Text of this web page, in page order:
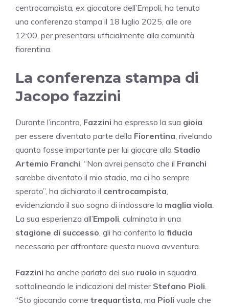
centrocampista, ex giocatore dell’Empoli, ha tenuto
una conferenza stampa il 18 luglio 2025, alle ore
12:00, per presentarsi ufficialmente alla comunità
fiorentina.
La conferenza stampa di
Jacopo fazzini
Durante l’incontro, Fazzini ha espresso la sua gioia
per essere diventato parte della Fiorentina, rivelando
quanto fosse importante per lui giocare allo Stadio
Artemio Franchi. “Non avrei pensato che il Franchi
sarebbe diventato il mio stadio, ma ci ho sempre
sperato”, ha dichiarato il centrocampista,
evidenziando il suo sogno di indossare la maglia viola.
La sua esperienza all’Empoli, culminata in una
stagione di successo, gli ha conferito la fiducia
necessaria per affrontare questa nuova avventura.
Fazzini ha anche parlato del suo ruolo in squadra,
sottolineando le indicazioni del mister Stefano Pioli.
“Sto giocando come trequartista, ma Pioli vuole che